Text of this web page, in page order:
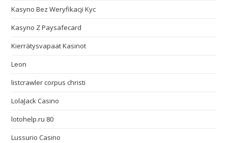
Kasyno Bez Weryfikacji Kyc
Kasyno Z Paysafecard
Kierrätysvapaat Kasinot
Leon
listcrawler corpus christi
LolaJack Casino
lotohelp.ru 80
Lussurio Casino